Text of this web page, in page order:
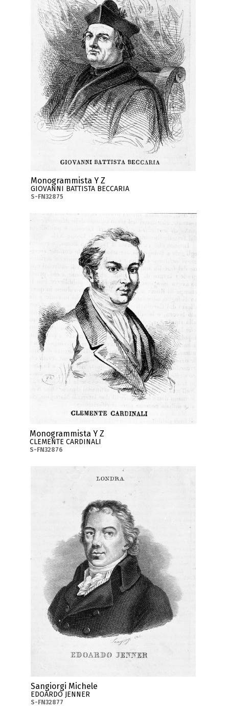
Monogrammista Y Z
GIOVANNI BATTISTA BECCARIA
S-FN32875
Monogrammista Y Z
CLEMENTE CARDINALI
S-FN32876
Sangiorgi Michele
EDOARDO JENNER
S-FN32877